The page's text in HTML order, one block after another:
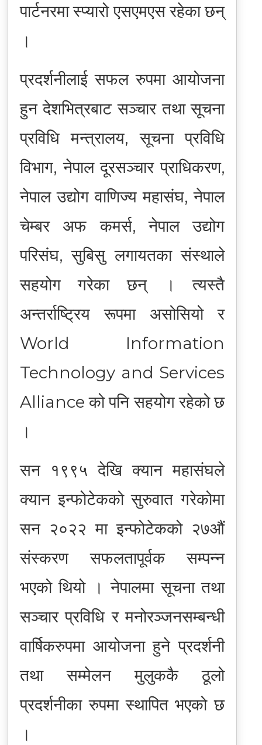
पार्टनरमा स्प्यारो एसएमएस रहेका छन्
।
प्रदर्शनीलाई सफल रुपमा आयोजना
हुन देशभित्रबाट सञ्चार तथा सूचना
प्रविधि मन्त्रालय, सूचना प्रविधि
विभाग, नेपाल दूरसञ्चार प्राधिकरण,
नेपाल उद्योग वाणिज्य महासंघ, नेपाल
चेम्बर अफ कमर्स, नेपाल उद्योग
परिसंघ, सुबिसु लगायतका संस्थाले
सहयोग गरेका छन् । त्यस्तै
अन्तर्राष्ट्रिय रूपमा असोसियो र
World Information
Technology and Services
Alliance को पनि सहयोग रहेको छ
।
सन १९९५ देखि क्यान महासंघले
क्यान इन्फोटेकको सुरुवात गरेकोमा
सन २०२२ मा इन्फोटेकको २७औं
संस्करण सफलतापूर्वक सम्पन्न
भएको थियो । नेपालमा सूचना तथा
सञ्चार प्रविधि र मनोरञ्जनसम्बन्धी
वार्षिकरुपमा आयोजना हुने प्रदर्शनी
तथा सम्मेलन मुलुककै ठूलो
प्रदर्शनीका रुपमा स्थापित भएको छ
।